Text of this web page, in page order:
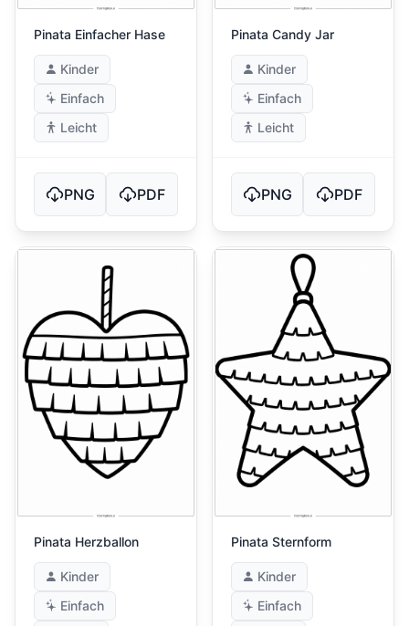
Pinata Einfacher Hase
Kinder
Einfach
Leicht
PNG PDF
Pinata Candy Jar
Kinder
Einfach
Leicht
PNG PDF
Pinata Herzballon
Kinder
Einfach
Pinata Sternform
Kinder
Einfach